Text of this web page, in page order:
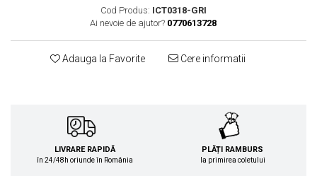
Cod Produs: ICT0318-GRI
Ai nevoie de ajutor? 0770613728
Adauga la Favorite Cere informatii
LIVRARE RAPIDĂ
în 24/48h oriunde în România
PLĂȚI RAMBURS
la primirea coletului